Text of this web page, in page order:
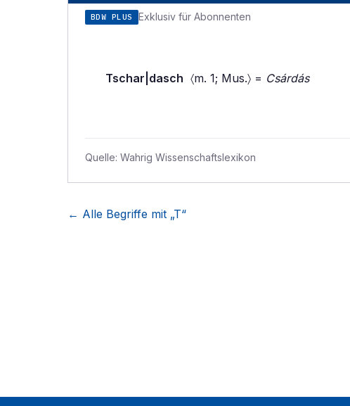
BDW PLUS Exklusiv für Abonnenten
Tschar|dasch 〈m. 1; Mus.〉 = Csárdás
Quelle: Wahrig Wissenschaftslexikon
← Alle Begriffe mit „T“